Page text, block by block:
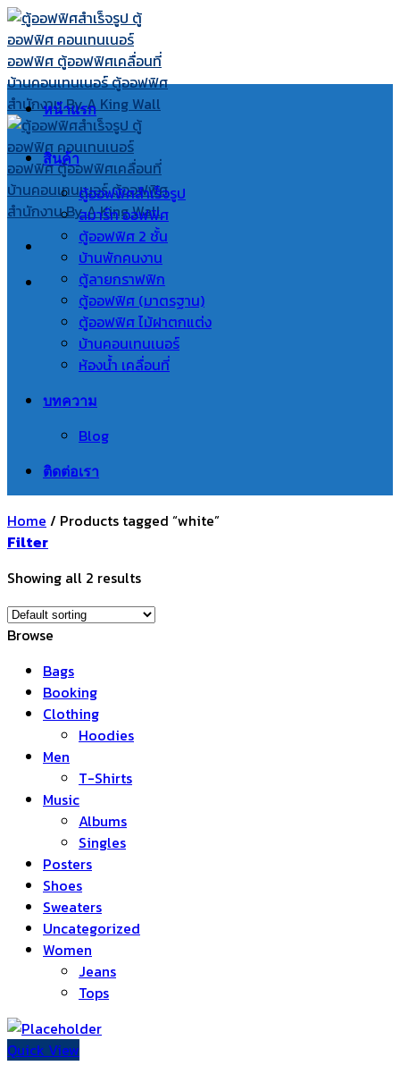
Skip
to
content
หน้าแรก
สินค้า
ตู้ออฟฟิศสำเร็จรูป
สมาร์ท ออฟฟิศ
ตู้ออฟฟิศ 2 ชั้น
บ้านพักคนงาน
ตู้ลายกราฟฟิก
ตู้ออฟฟิศ (มาตรฐาน)
ตู้ออฟฟิศ ไม้ฝาตกแต่ง
บ้านคอนเทนเนอร์
ห้องน้ำ เคลื่อนที่
บทความ
Blog
ติดต่อเรา
Home / Products tagged “white”
Filter
Showing all 2 results
Browse
Bags
Booking
Clothing
Hoodies
Men
T-Shirts
Music
Albums
Singles
Posters
Shoes
Sweaters
Uncategorized
Women
Jeans
Tops
Quick View